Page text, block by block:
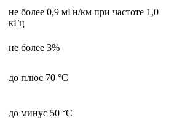
не более 0,9 мГн/км при частоте 1,0
кГц
не более 3%
до плюс 70 °С
до минус 50 °С